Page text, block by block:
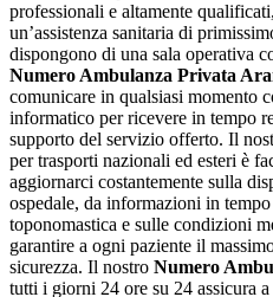
professionali e altamente
un’assistenza sanitaria di
dispongono di una sala operativa
Numero Ambulanza Privata
comunicare in qualsiasi momento
informatico per ricevere in tempo
supporto del servizio offerto. Il
per trasporti nazionali ed esteri è
aggiornarci costantemente sulla
ospedale, da informazioni in
toponomastica e sulle condizioni
garantire a ogni paziente il
sicurezza. Il nostro Numero
tutti i giorni 24 ore su 24 assicura